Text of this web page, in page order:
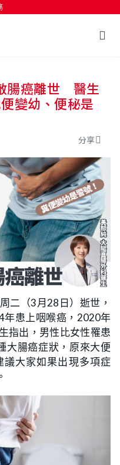
搜尋腸癌離世 醫生
變幼、便秘是
分享
二（3月28日）逝世，
患上咽喉癌，2020年
指出，男性比女性罹患
大腸癌症狀，原來大便
議大家如果出現多項症